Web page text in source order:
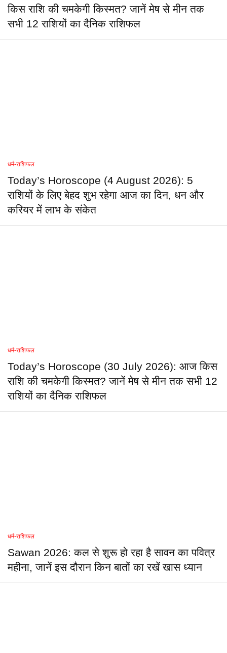
किस राशि की चमकेगी किस्मत? जानें मेष से मीन तक
सभी 12 राशियों का दैनिक राशिफल
धर्म-राशिफल
Today’s Horoscope (4 August 2026): 5
राशियों के लिए बेहद शुभ रहेगा आज का दिन, धन और
करियर में लाभ के संकेत
धर्म-राशिफल
Today’s Horoscope (30 July 2026): आज किस
राशि की चमकेगी किस्मत? जानें मेष से मीन तक सभी 12
राशियों का दैनिक राशिफल
धर्म-राशिफल
Sawan 2026: कल से शुरू हो रहा है सावन का पवित्र
महीना, जानें इस दौरान किन बातों का रखें खास ध्यान